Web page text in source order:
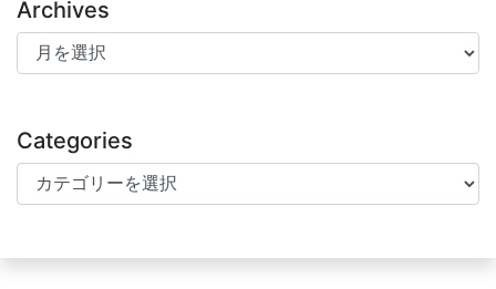
Archives
Archives
Categories
Categories